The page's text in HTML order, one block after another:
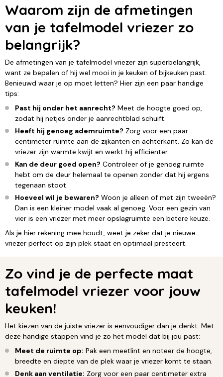
Waarom zijn de afmetingen
van je tafelmodel vriezer zo
belangrijk?
De afmetingen van je tafelmodel vriezer zijn superbelangrijk,
want ze bepalen of hij wel mooi in je keuken of bijkeuken past.
Benieuwd waar je op moet letten? Hier zijn een paar handige
tips:
Past hij onder het aanrecht? Meet de hoogte goed op,
zodat hij netjes onder je aanrechtblad schuift.
Heeft hij genoeg ademruimte? Zorg voor een paar
centimeter ruimte aan de zijkanten en achterkant. Zo kan de
vriezer zijn warmte kwijt en werkt hij efficiënter.
Kan de deur goed open? Controleer of je genoeg ruimte
hebt om de deur helemaal te openen zonder dat hij ergens
tegenaan stoot.
Hoeveel wil je bewaren? Woon je alleen of met zijn tweeën?
Dan is een kleiner model vaak al genoeg. Voor een gezin van
vier is een vriezer met meer opslagruimte een betere keuze.
Als je hier rekening mee houdt, weet je zeker dat je nieuwe
vriezer perfect op zijn plek staat en optimaal presteert.
Zo vind je de perfecte maat
tafelmodel vriezer voor jouw
keuken!
Het kiezen van de juiste vriezer is eenvoudiger dan je denkt. Met
deze handige stappen vind je zo het model dat bij jou past:
Meet de ruimte op: Pak een meetlint en noteer de hoogte,
breedte en diepte van de plek waar je vriezer komt te staan.
Denk aan ventilatie: Zorg voor een paar centimeter extra